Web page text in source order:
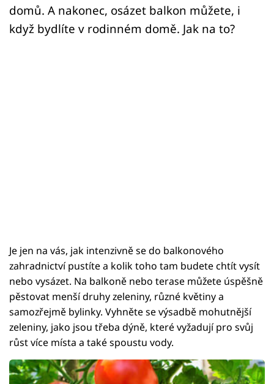
domů. A nakonec, osázet balkon můžete, i
když bydlíte v rodinném domě. Jak na to?
Je jen na vás, jak intenzivně se do balkonového
zahradnictví pustíte a kolik toho tam budete chtít vysít
nebo vysázet. Na balkoně nebo terase můžete úspěšně
pěstovat menší druhy zeleniny, různé květiny a
samozřejmě bylinky. Vyhněte se výsadbě mohutnější
zeleniny, jako jsou třeba dýně, které vyžadují pro svůj
růst více místa a také spoustu vody.